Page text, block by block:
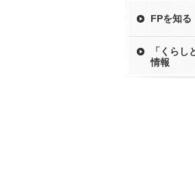
FPを知る
「くらし
情報